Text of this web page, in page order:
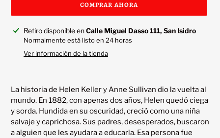
COMPRAR AHORA
Agregando
producto
Retiro disponible enCalle Miguel Dasso 111, San Isidro
Normalmente está listo en 24 horas
Ver información de la tienda
La historia de Helen Keller y Anne Sullivan dio la vuelta al
mundo. En 1882, con apenas dos años, Helen quedó ciega
y sorda. Hundida en su oscuridad, creció como una niña
salvaje y caprichosa. Sus padres, desesperados, buscaron
a alguien que les ayudara a educarla. Esa persona fue